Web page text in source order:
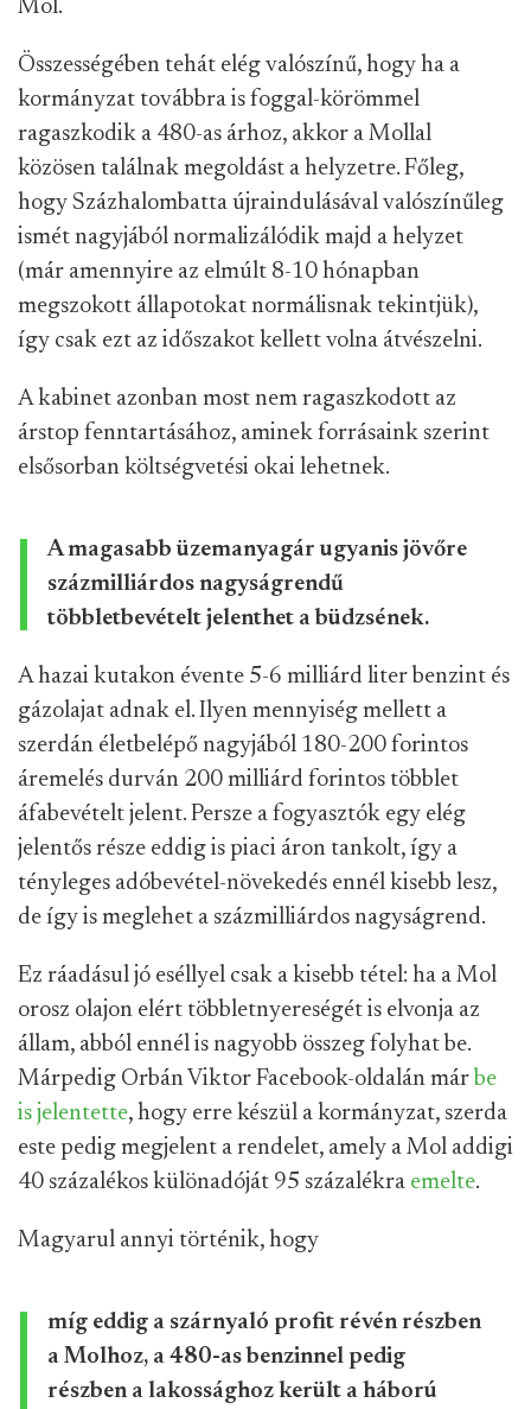
Mol.
Összességében tehát elég valószínű, hogy ha a
kormányzat továbbra is foggal-körömmel
ragaszkodik a 480-as árhoz, akkor a Mollal
közösen találnak megoldást a helyzetre. Főleg,
hogy Százhalombatta újraindulásával valószínűleg
ismét nagyjából normalizálódik majd a helyzet
(már amennyire az elmúlt 8-10 hónapban
megszokott állapotokat normálisnak tekintjük),
így csak ezt az időszakot kellett volna átvészelni.
A kabinet azonban most nem ragaszkodott az
árstop fenntartásához, aminek forrásaink szerint
elsősorban költségvetési okai lehetnek.
A magasabb üzemanyagár ugyanis jövőre
százmilliárdos nagyságrendű
többletbevételt jelenthet a büdzsének.
A hazai kutakon évente 5-6 milliárd liter benzint és
gázolajat adnak el. Ilyen mennyiség mellett a
szerdán életbelépő nagyjából 180-200 forintos
áremelés durván 200 milliárd forintos többlet
áfabevételt jelent. Persze a fogyasztók egy elég
jelentős része eddig is piaci áron tankolt, így a
tényleges adóbevétel-növekedés ennél kisebb lesz,
de így is meglehet a százmilliárdos nagyságrend.
Ez ráadásul jó eséllyel csak a kisebb tétel: ha a Mol
orosz olajon elért többletnyereségét is elvonja az
állam, abból ennél is nagyobb összeg folyhat be.
Márpedig Orbán Viktor Facebook-oldalán már be
is jelentette, hogy erre készül a kormányzat, szerda
este pedig megjelent a rendelet, amely a Mol addigi
40 százalékos különadóját 95 százalékra emelte.
Magyarul annyi történik, hogy
míg eddig a szárnyaló profit révén részben
a Molhoz, a 480-as benzinnel pedig
részben a lakossághoz került a háború